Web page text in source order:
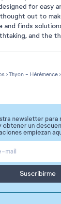
for easy
out to
finds
and the
Thyon - Hérémence
newsletter para
obtener un
empiezan
Suscribirme